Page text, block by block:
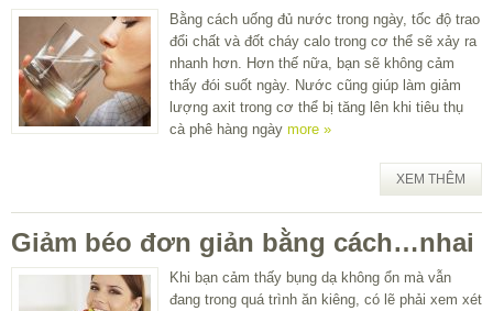
Bằng cách uống đủ nước trong ngày, tốc độ trao
đổi chất và đốt cháy calo trong cơ thể sẽ xảy ra
nhanh hơn. Hơn thế nữa, bạn sẽ không cảm
thấy đói suốt ngày. Nước cũng giúp làm giảm
lượng axit trong cơ thể bị tăng lên khi tiêu thụ
cà phê hàng ngày more »
XEM THÊM
Giảm béo đơn giản bằng cách…nhai
Khi bạn cảm thấy bụng dạ không ổn mà vẫn
đang trong quá trình ăn kiêng, có lẽ phải xem xét